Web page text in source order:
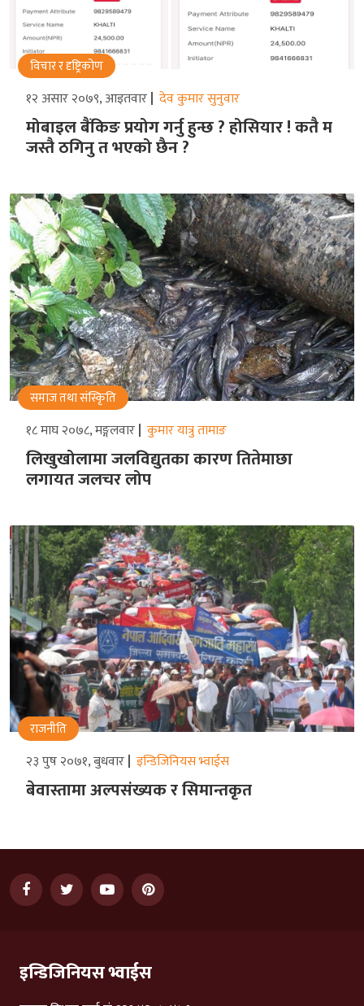
विचार र दृष्ट्रिकोण
१२ असार २०७९, आइतवार देव कुमार सुनुवार
मोबाइल बैंकिङ प्रयोग गर्नु हुन्छ ? होसियार ! कतै म
जस्तै ठगिनु त भएको छैन ?
समाज तथा संस्किृति
१८ माघ २०७८, मङ्गलवार कुमार यात्रु तामाङ
लिखुखोलामा जलविद्युतका कारण तितेमाछा
लगायत जलचर लोप
राजनीति
२३ पुष २०७१, बुधवार इन्डिजिनियस भ्वाईस
बेवास्तामा अल्पसंख्यक र सिमान्तकृत
इन्डिजिनियस भ्वाईस